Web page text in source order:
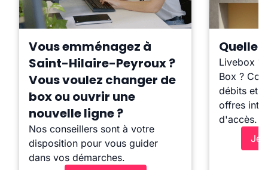
Vous emménagez à
Saint-Hilaire-Peyroux ?
Vous voulez changer de
box ou ouvrir une
nouvelle ligne ?
Nos conseillers sont à votre
disposition pour vous guider
dans vos démarches.
Quelle
Livebox ?
Box ?
débits et
offres
d'accès.
Je